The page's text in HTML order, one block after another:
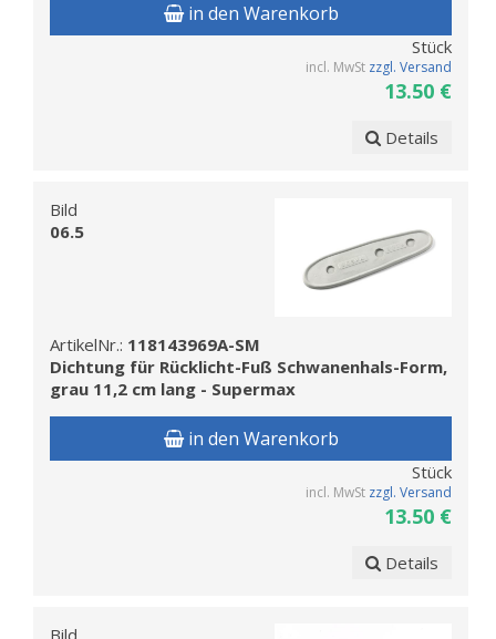
in den Warenkorb
Stück
incl. MwSt zzgl. Versand
13.50 €
Details
Bild
06.5
ArtikelNr.: 118143969A-SM
Dichtung für Rücklicht-Fuß Schwanenhals-Form,
grau 11,2 cm lang - Supermax
in den Warenkorb
Stück
incl. MwSt zzgl. Versand
13.50 €
Details
Bild